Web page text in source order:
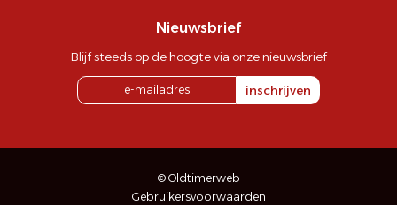
Nieuwsbrief
Blijf steeds op de hoogte via onze nieuwsbrief
inschrijven
© Oldtimerweb
Gebruikersvoorwaarden